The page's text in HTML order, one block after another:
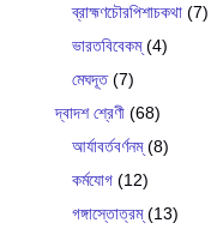
ব্রাহ্মণচৌরপিশাচকথা (7)
ভারতবিবেকম্(4)
মেঘদূত(7)
দ্বাদশ শ্রেণী (68)
আর্যাবর্তবর্ণনম্(8)
কর্মযোগ (12)
গঙ্গাস্তোত্রম্(13)